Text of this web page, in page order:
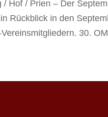
/ Hof / Prien – Der
Rückblick in den
30.